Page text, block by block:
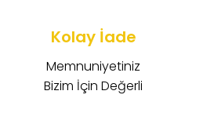
Kolay İade
Memnuniyetiniz
Bizim İçin Değerli